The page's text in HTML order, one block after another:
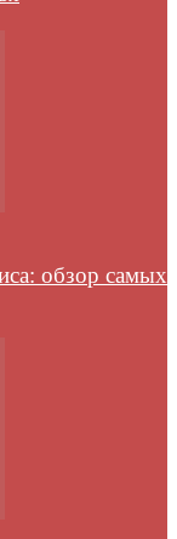
обзор самых